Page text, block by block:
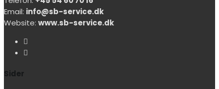
Email: info@sb-service.dk
Website: www.sb-service.dk
Sider